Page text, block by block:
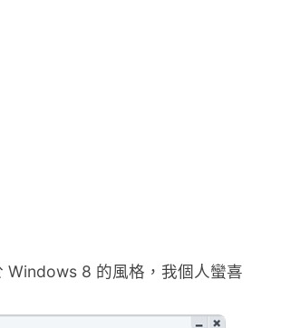
Windows 8 的風格，我個人蠻喜